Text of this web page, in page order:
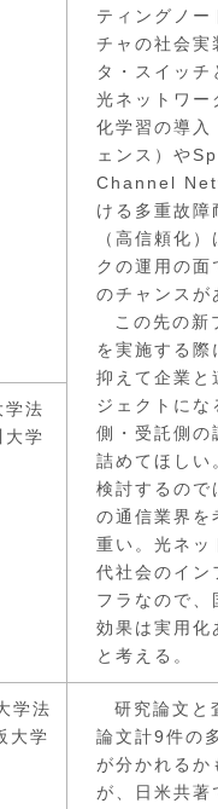
ティングノー
チャの社会実
タ・スイッチ
光ネットワー
化学習の導入
ェンス）や
Channel
ける多重故障
（高信頼化
クの運用の面
のチャンスが
この先の新
を実施する際
抑えて企業と
ジェクトにな
側・受託側の
詰めてほしい
検討するので
の通信業界を
重い。光ネッ
代社会のイン
フラなので、
効果は実用化
と考える。
学法
大学
学法
大学
研究論文と
論文計9件の
が分かれるか
が、日米共著